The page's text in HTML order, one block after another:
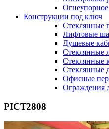
Огнеупорное
Конструкции под ключ
Стеклянные
Лифтовые
Душевые
Cтеклянные
Cтеклянные
Cтеклянные
Офисные
Ограждения
PICT2808